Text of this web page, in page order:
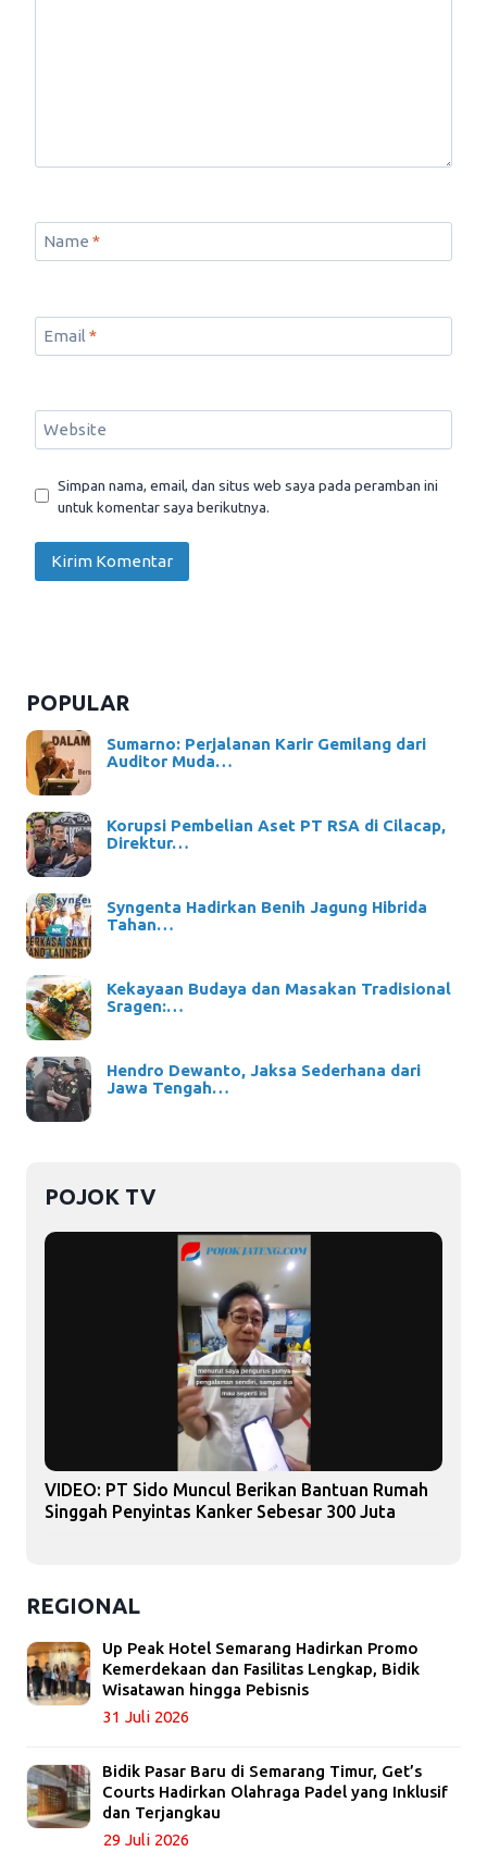
Name *
Email *
Website
Simpan nama, email, dan situs web saya pada peramban ini
untuk komentar saya berikutnya.
POPULAR
Sumarno: Perjalanan Karir Gemilang dari
Auditor Muda…
Korupsi Pembelian Aset PT RSA di Cilacap,
Direktur…
Syngenta Hadirkan Benih Jagung Hibrida
Tahan…
Kekayaan Budaya dan Masakan Tradisional
Sragen:…
Hendro Dewanto, Jaksa Sederhana dari
Jawa Tengah…
POJOK TV
VIDEO: PT Sido Muncul Berikan Bantuan Rumah
Singgah Penyintas Kanker Sebesar 300 Juta
REGIONAL
Up Peak Hotel Semarang Hadirkan Promo
Kemerdekaan dan Fasilitas Lengkap, Bidik
Wisatawan hingga Pebisnis
31 Juli 2026
Bidik Pasar Baru di Semarang Timur, Get’s
Courts Hadirkan Olahraga Padel yang Inklusif
dan Terjangkau
29 Juli 2026